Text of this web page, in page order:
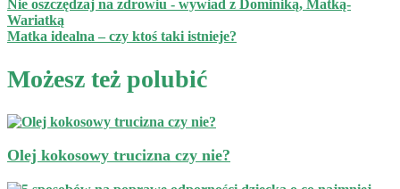
Nie oszczędzaj na zdrowiu - wywiad z Dominiką, Matką-
Wariatką
Matka idealna – czy ktoś taki istnieje?
Możesz też polubić
Olej kokosowy trucizna czy nie?